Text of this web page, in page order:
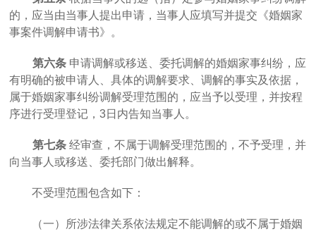
的，应当由当事人提出申请，当事人应填写并提交《婚姻家
事案件调解申请书》。
第六条 申请调解或移送、委托调解的婚姻家事纠纷，应
有明确的被申请人、具体的调解要求、调解的事实及依据，
属于婚姻家事纠纷调解受理范围的，应当予以受理，并按程
序进行受理登记，3日内告知当事人。
第七条 经审查，不属于调解受理范围的，不予受理，并
向当事人或移送、委托部门做出解释。
不受理范围包含如下：
（一）所涉法律关系依法规定不能调解的或不属于婚姻